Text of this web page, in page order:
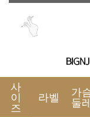
사
이
즈
라벨
가
둘레